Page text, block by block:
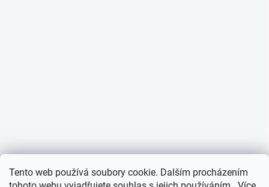
Tento web používá soubory cookie. Dalším procházením